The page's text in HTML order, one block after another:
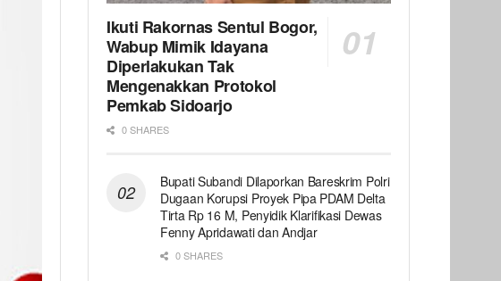
Ikuti Rakornas Sentul Bogor,
Wabup Mimik Idayana
Diperlakukan Tak
Mengenakkan Protokol
Pemkab Sidoarjo
0 SHARES
Bupati Subandi Dilaporkan Bareskrim Polri
Dugaan Korupsi Proyek Pipa PDAM Delta
Tirta Rp 16 M, Penyidik Klarifikasi Dewas
Fenny Apridawati dan Andjar
0 SHARES